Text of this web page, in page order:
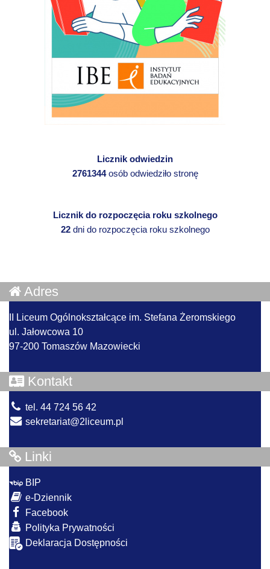
Licznik odwiedzin
2761344osób odwiedziło stronę
Licznik do rozpoczęcia roku szkolnego
22dni do rozpoczęcia roku szkolnego
Adres
II Liceum Ogólnokształcące im. Stefana Żeromskiego
ul. Jałowcowa 10
97-200 Tomaszów Mazowiecki
Kontakt
tel. 44 724 56 42
sekretariat@2liceum.pl
Linki
BIP
e-Dziennik
Facebook
Polityka Prywatności
Deklaracja Dostępności